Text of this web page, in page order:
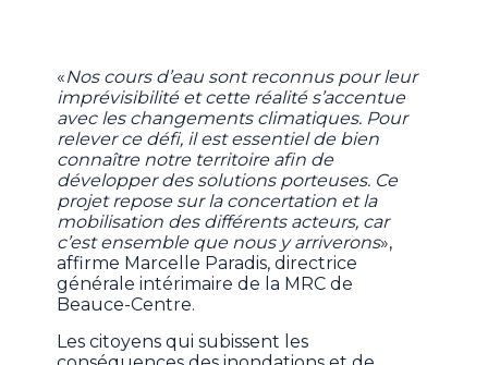
«Nos cours d’eau sont reconnus pour leur
imprévisibilité et cette réalité s’accentue
avec les changements climatiques. Pour
relever ce défi, il est essentiel de bien
connaître notre territoire afin de
développer des solutions porteuses. Ce
projet repose sur la concertation et la
mobilisation des différents acteurs, car
c’est ensemble que nous y arriverons»,
affirme Marcelle Paradis, directrice
générale intérimaire de la MRC de
Beauce-Centre.
Les citoyens qui subissent les